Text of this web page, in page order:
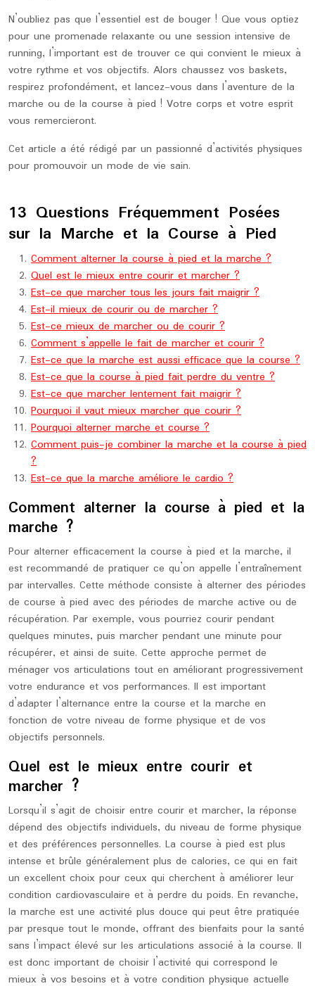
N’oubliez pas que l’essentiel est de bouger ! Que vous optiez
pour une promenade relaxante ou une session intensive de
running, l’important est de trouver ce qui convient le mieux à
votre rythme et vos objectifs. Alors chaussez vos baskets,
respirez profondément, et lancez-vous dans l’aventure de la
marche ou de la course à pied ! Votre corps et votre esprit
vous remercieront.
Cet article a été rédigé par un passionné d’activités physiques
pour promouvoir un mode de vie sain.
13 Questions Fréquemment Posées
sur la Marche et la Course à Pied
Comment alterner la course à pied et la marche ?
Quel est le mieux entre courir et marcher ?
Est-ce que marcher tous les jours fait maigrir ?
Est-il mieux de courir ou de marcher ?
Est-ce mieux de marcher ou de courir ?
Comment s’appelle le fait de marcher et courir ?
Est-ce que la marche est aussi efficace que la course ?
Est-ce que la course à pied fait perdre du ventre ?
Est-ce que marcher lentement fait maigrir ?
Pourquoi il vaut mieux marcher que courir ?
Pourquoi alterner marche et course ?
Comment puis-je combiner la marche et la course à pied
?
Est-ce que la marche améliore le cardio ?
Comment alterner la course à pied et la
marche ?
Pour alterner efficacement la course à pied et la marche, il
est recommandé de pratiquer ce qu’on appelle l’entraînement
par intervalles. Cette méthode consiste à alterner des périodes
de course à pied avec des périodes de marche active ou de
récupération. Par exemple, vous pourriez courir pendant
quelques minutes, puis marcher pendant une minute pour
récupérer, et ainsi de suite. Cette approche permet de
ménager vos articulations tout en améliorant progressivement
votre endurance et vos performances. Il est important
d’adapter l’alternance entre la course et la marche en
fonction de votre niveau de forme physique et de vos
objectifs personnels.
Quel est le mieux entre courir et
marcher ?
Lorsqu’il s’agit de choisir entre courir et marcher, la réponse
dépend des objectifs individuels, du niveau de forme physique
et des préférences personnelles. La course à pied est plus
intense et brûle généralement plus de calories, ce qui en fait
un excellent choix pour ceux qui cherchent à améliorer leur
condition cardiovasculaire et à perdre du poids. En revanche,
la marche est une activité plus douce qui peut être pratiquée
par presque tout le monde, offrant des bienfaits pour la santé
sans l’impact élevé sur les articulations associé à la course. Il
est donc important de choisir l’activité qui correspond le
mieux à vos besoins et à votre condition physique actuelle